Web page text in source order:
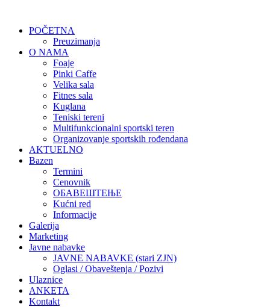
POČETNA
Preuzimanja
O NAMA
Foaje
Pinki Caffe
Velika sala
Fitnes sala
Kuglana
Teniski tereni
Multifunkcionalni sportski teren
Organizovanje sportskih rođendana
AKTUELNO
Bazen
Termini
Cenovnik
ОБАВЕШТЕЊЕ
Kućni red
Informacije
Galerija
Marketing
Javne nabavke
JAVNE NABAVKE (stari ZJN)
Oglasi / Obaveštenja / Pozivi
Ulaznice
ANKETA
Kontakt